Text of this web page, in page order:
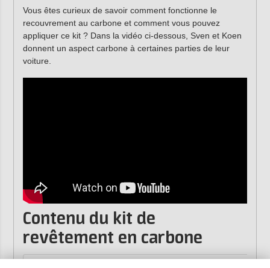
Vous êtes curieux de savoir comment fonctionne le
recouvrement au carbone et comment vous pouvez
appliquer ce kit ? Dans la vidéo ci-dessous, Sven et Koen
donnent un aspect carbone à certaines parties de leur
voiture.
Contenu du kit de
revêtement en carbone